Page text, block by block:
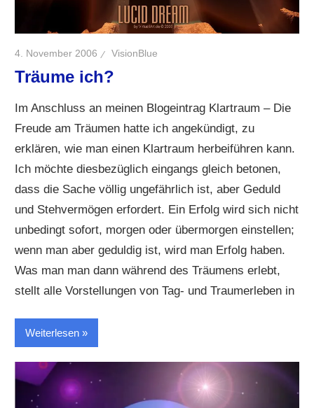
4. November 2006 VisionBlue
Träume ich?
Im Anschluss an meinen Blogeintrag Klartraum – Die
Freude am Träumen hatte ich angekündigt, zu
erklären, wie man einen Klartraum herbeiführen kann.
Ich möchte diesbezüglich eingangs gleich betonen,
dass die Sache völlig ungefährlich ist, aber Geduld
und Stehvermögen erfordert. Ein Erfolg wird sich nicht
unbedingt sofort, morgen oder übermorgen einstellen;
wenn man aber geduldig ist, wird man Erfolg haben.
Was man man dann während des Träumens erlebt,
stellt alle Vorstellungen von Tag- und Traumerleben in
Weiterlesen